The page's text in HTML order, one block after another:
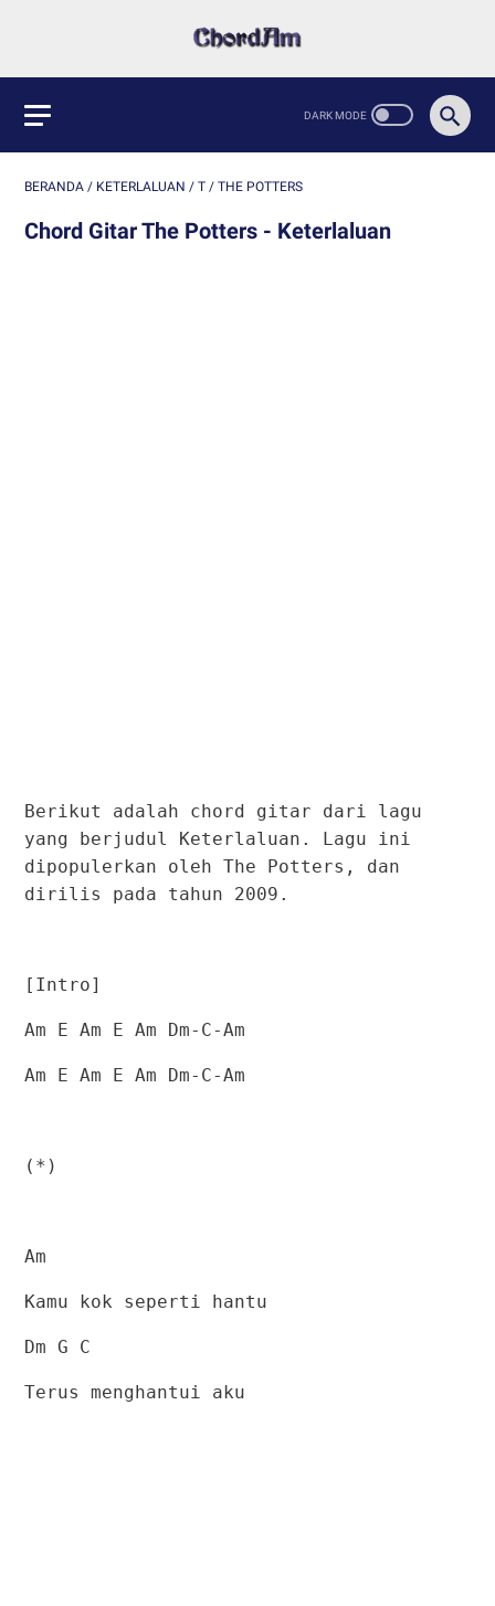
BERANDA / KETERLALUAN / T / THE POTTERS
Chord Gitar The Potters - Keterlaluan
Berikut adalah chord gitar dari lagu
yang berjudul Keterlaluan. Lagu ini
dipopulerkan oleh The Potters, dan
dirilis pada tahun 2009.
[Intro]
Am E Am E Am Dm-C-Am
Am E Am E Am Dm-C-Am
(*)
Am
Kamu kok seperti hantu
Dm G C
Terus menghantui aku